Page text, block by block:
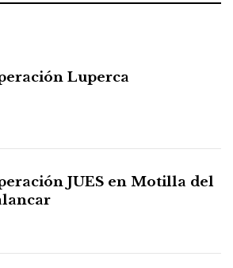
Luperca
JUES en Motilla del